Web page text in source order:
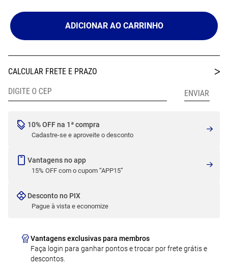
ADICIONAR AO CARRINHO
10% OFF na 1ª compra
Cadastre-se e aproveite o desconto
Vantagens no app
15% OFF com o cupom “APP15”
Desconto no PIX
Pague à vista e economize
Vantagens exclusivas para membros
Faça login para ganhar pontos e trocar por frete grátis e
descontos.